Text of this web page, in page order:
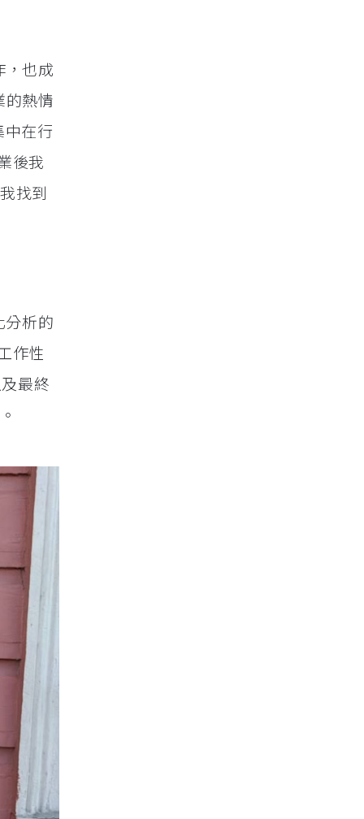
也成
的熱情
在行
後我
找到
分析的
作性
最終